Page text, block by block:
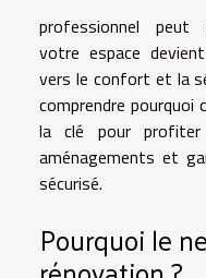
professionnel peut
votre espace
vers le confort et la
comprendre
la clé pour profiter
aménagements et
sécurisé.
Pourquoi le